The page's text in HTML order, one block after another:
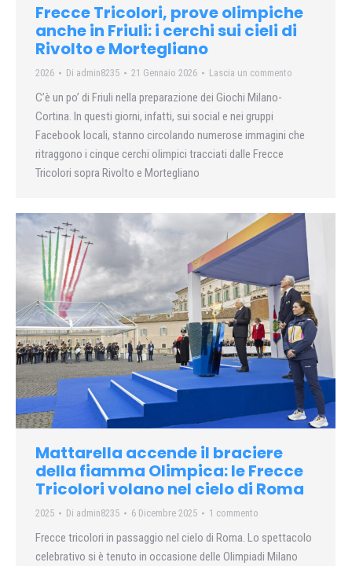
Frecce Tricolori, prove olimpiche
anche in Friuli: i cerchi sui cieli di
Rivolto e Mortegliano
2026 Di admin8235 21 Gennaio 2026 Lascia un commento
C’è un po’ di Friuli nella preparazione dei Giochi Milano-
Cortina. In questi giorni, infatti, sui social e nei gruppi
Facebook locali, stanno circolando numerose immagini che
ritraggono i cinque cerchi olimpici tracciati dalle Frecce
Tricolori sopra Rivolto e Mortegliano
Mattarella accende il braciere
della fiamma Olimpica: le Frecce
Tricolori volano nel cielo di Roma
2025 Di admin8235 6 Dicembre 2025 1 commento
Frecce tricolori in passaggio nel cielo di Roma. Lo spettacolo
celebrativo si è tenuto in occasione delle Olimpiadi Milano